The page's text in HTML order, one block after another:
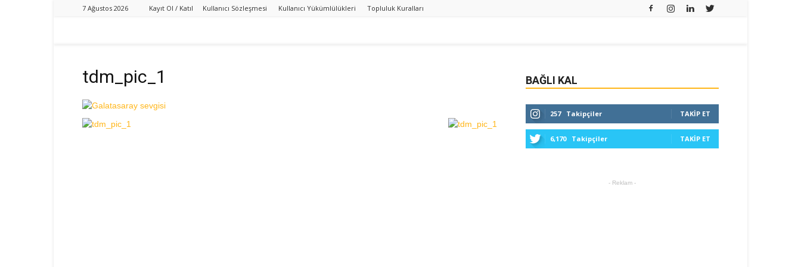
7 Ağustos 2026 Kayıt Ol / Katıl Kullanıcı Sözleşmesi Kullanıcı Yükümlülükleri Topluluk Kuralları
tdm_pic_1 BAĞLI KAL
257 Takipçiler TAKIP ET
6,170 Takipçiler TAKIP ET
- Reklam -